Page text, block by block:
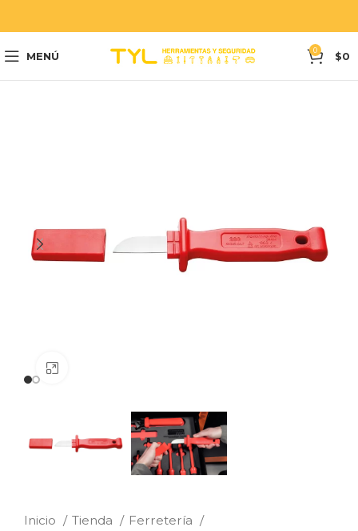
MENÚ 0 $0
Inicio Tienda
Ferretería